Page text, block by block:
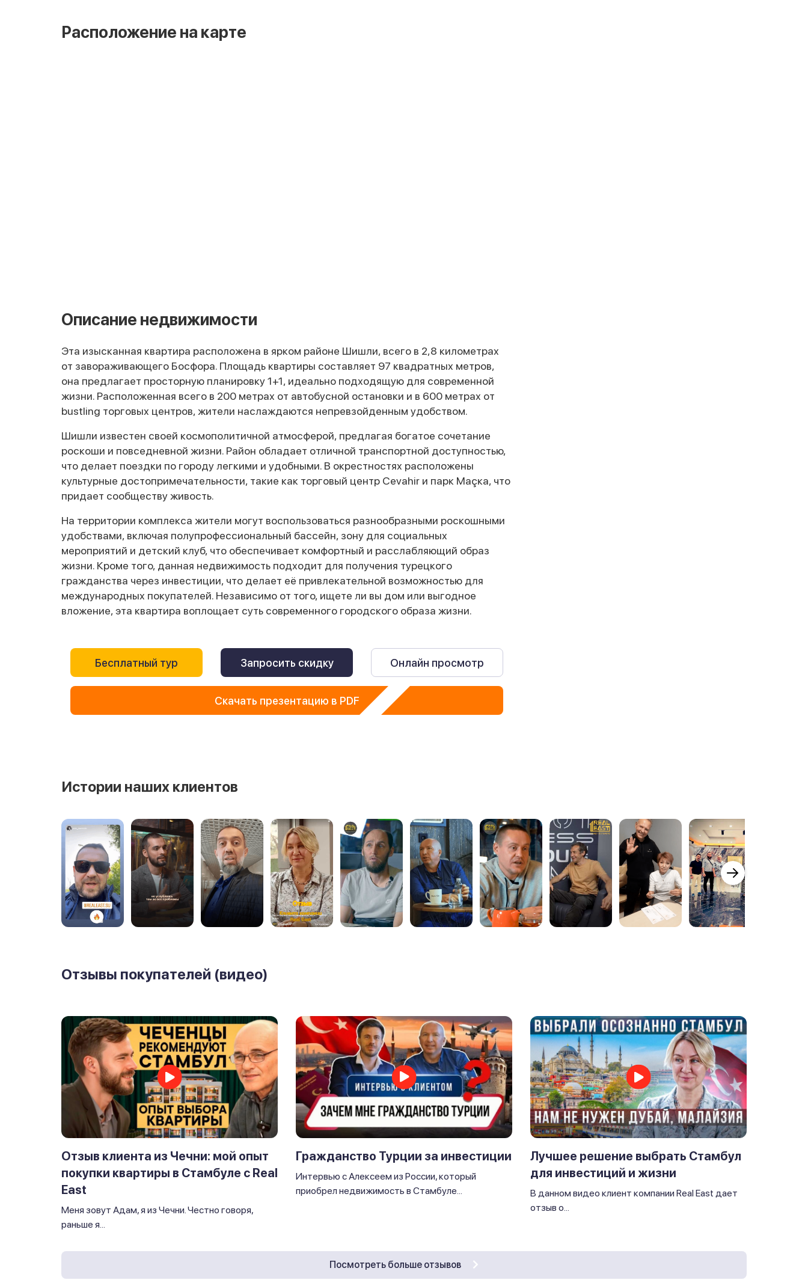
Расположение на карте
Описание недвижимости
Эта изысканная квартира расположена в ярком районе Шишли, всего в 2,8 километрах
от завораживающего Босфора. Площадь квартиры составляет 97 квадратных метров,
она предлагает просторную планировку 1+1, идеально подходящую для современной
жизни. Расположенная всего в 200 метрах от автобусной остановки и в 600 метрах от
bustling торговых центров, жители наслаждаются непревзойденным удобством.
Шишли известен своей космополитичной атмосферой, предлагая богатое сочетание
роскоши и повседневной жизни. Район обладает отличной транспортной доступностью,
что делает поездки по городу легкими и удобными. В окрестностях расположены
культурные достопримечательности, такие как торговый центр Cevahir и парк Маçка, что
придает сообществу живость.
На территории комплекса жители могут воспользоваться разнообразными роскошными
удобствами, включая полупрофессиональный бассейн, зону для социальных
мероприятий и детский клуб, что обеспечивает комфортный и расслабляющий образ
жизни. Кроме того, данная недвижимость подходит для получения турецкого
гражданства через инвестиции, что делает её привлекательной возможностью для
международных покупателей. Независимо от того, ищете ли вы дом или выгодное
вложение, эта квартира воплощает суть современного городского образа жизни.
Бесплатный тур Запросить скидку Онлайн просмотр
Скачать презентацию в PDF
Истории наших клиентов
Отзывы покупателей (видео)
Отзыв клиента из Чечни: мой опыт
покупки квартиры в Стамбуле с Real
East
Меня зовут Адам, я из Чечни. Честно говоря,
раньше я...
Гражданство Турции за инвестиции
Интервью с Алексеем из России, который
приобрел недвижимость в Стамбуле...
Лучшее решение выбрать Стамбул
для инвестиций и жизни
В данном видео клиент компании Real East дает
отзыв о...
Посмотреть больше отзывов